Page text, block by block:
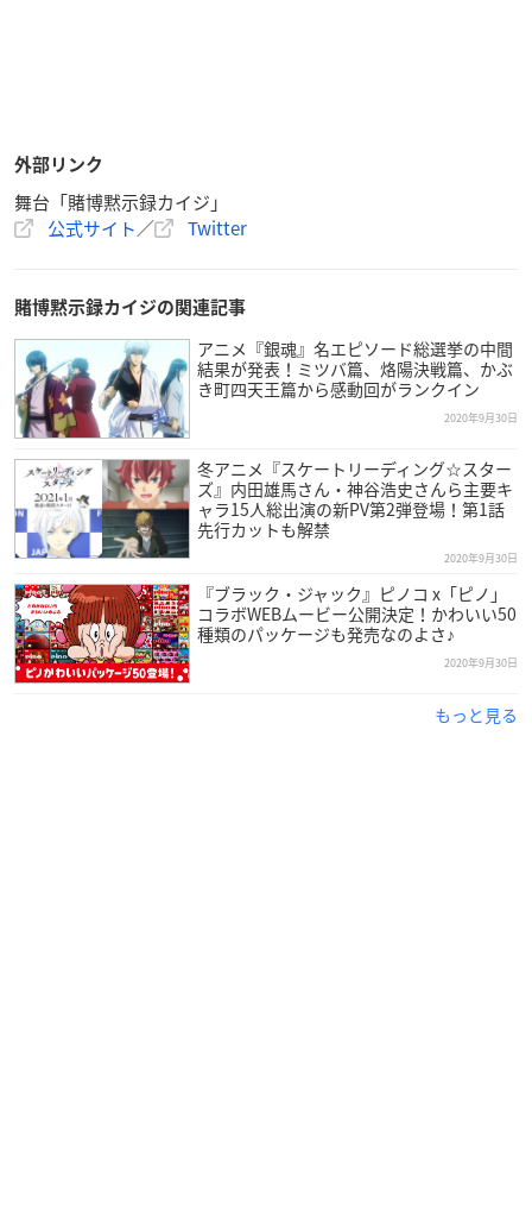
外部リンク
舞台「賭博黙示録カイジ」
公式サイト／ Twitter
賭博黙示録カイジの関連記事
アニメ『銀魂』名エピソード総選挙の中間
結果が発表！ミツバ篇、烙陽決戦篇、かぶ
き町四天王篇から感動回がランクイン
2020年9月30日
冬アニメ『スケートリーディング☆スター
ズ』内田雄馬さん・神谷浩史さんら主要キ
ャラ15人総出演の新PV第2弾登場！第1話
先行カットも解禁
2020年9月30日
『ブラック・ジャック』ピノコ x「ピノ」
コラボWEBムービー公開決定！かわいい50
種類のパッケージも発売なのよさ♪
2020年9月30日
もっと見る